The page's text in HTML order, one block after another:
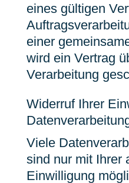
eines gültigen
einer
wird ein Vertrag
Verarbeitung
Widerruf Ihrer
Viele
sind nur mit Ihrer
Einwilligung